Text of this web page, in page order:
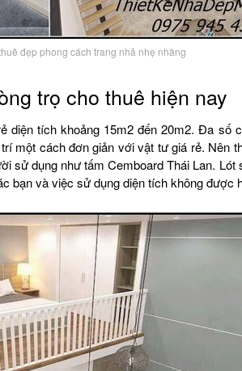
đẹp phong cách trang nhã nhẹ nhàng
trọ cho thuê hiện nay
diện tích khoảng 15m2 đến 20m2. Đa số
một cách đơn giản với vật tư giá rẻ. Nên
sử dụng như tấm Cemboard Thái Lan. Lót
bạn và việc sử dụng diện tích không được